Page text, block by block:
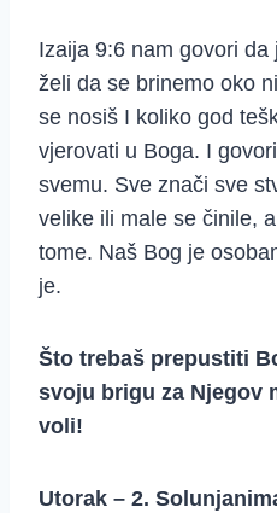
Izaija 9:6 nam govori da
želi da se brinemo oko
se nosiš I koliko god
vjerovati u Boga. I
svemu. Sve znači sve
velike ili male se činile,
tome. Naš Bog je
je.
Što trebaš prepustiti
svoju brigu za Njegov
voli!
Utorak – 2.